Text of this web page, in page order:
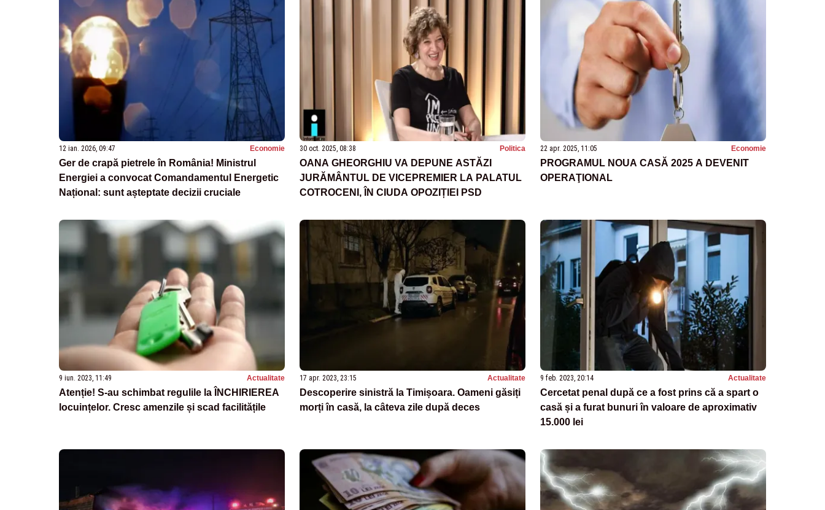
12 ian. 2026, 09:47 Economie
Ger de crapă pietrele în România! Ministrul
Energiei a convocat Comandamentul Energetic
Național: sunt așteptate decizii cruciale
30 oct. 2025, 08:38 Politica
OANA GHEORGHIU VA DEPUNE ASTĂZI
JURĂMÂNTUL DE VICEPREMIER LA PALATUL
COTROCENI, ÎN CIUDA OPOZIȚIEI PSD
22 apr. 2025, 11:05 Economie
PROGRAMUL NOUA CASĂ 2025 A DEVENIT
OPERAŢIONAL
9 iun. 2023, 11:49 Actualitate
Atenție! S-au schimbat regulile la ÎNCHIRIEREA
locuințelor. Cresc amenzile și scad facilitățile
17 apr. 2023, 23:15 Actualitate
Descoperire sinistră la Timișoara. Oameni găsiți
morți în casă, la câteva zile după deces
9 feb. 2023, 20:14 Actualitate
Cercetat penal după ce a fost prins că a spart o
casă și a furat bunuri în valoare de aproximativ
15.000 lei